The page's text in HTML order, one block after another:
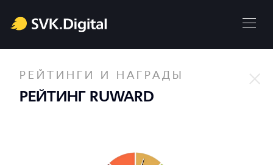
РЕЙТИНГИ И НАГРАДЫ
РЕЙТИНГ RUWARD